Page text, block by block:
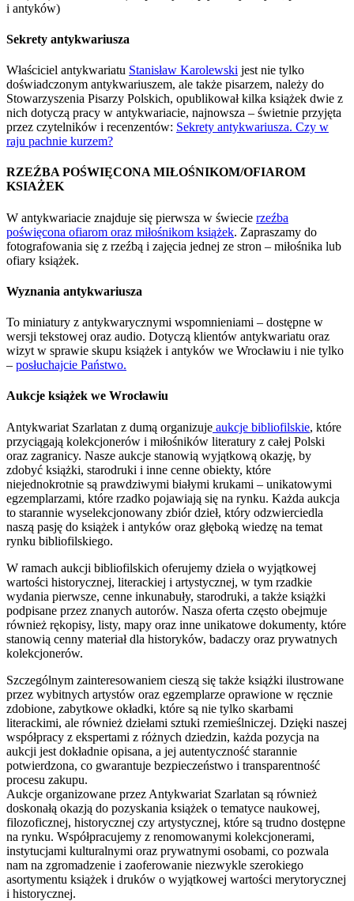
i antyków)
Sekrety antykwariusza
Właściciel antykwariatu Stanisław Karolewski jest nie tylko
doświadczonym antykwariuszem, ale także pisarzem, należy do
Stowarzyszenia Pisarzy Polskich, opublikował kilka książek dwie z
nich dotyczą pracy w antykwariacie, najnowsza – świetnie przyjęta
przez czytelników i recenzentów: Sekrety antykwariusza. Czy w
raju pachnie kurzem?
RZEŹBA POŚWIĘCONA MIŁOŚNIKOM/OFIAROM
KSIAŻEK
W antykwariacie znajduje się pierwsza w świecie rzeźba
poświęcona ofiarom oraz miłośnikom książek. Zapraszamy do
fotografowania się z rzeźbą i zajęcia jednej ze stron – miłośnika lub
ofiary książek.
Wyznania antykwariusza
To miniatury z antykwarycznymi wspomnieniami – dostępne w
wersji tekstowej oraz audio. Dotyczą klientów antykwariatu oraz
wizyt w sprawie skupu książek i antyków we Wrocławiu i nie tylko
– posłuchajcie Państwo.
Aukcje książek we Wrocławiu
Antykwariat Szarlatan z dumą organizuje aukcje bibliofilskie, które
przyciągają kolekcjonerów i miłośników literatury z całej Polski
oraz zagranicy. Nasze aukcje stanowią wyjątkową okazję, by
zdobyć książki, starodruki i inne cenne obiekty, które
niejednokrotnie są prawdziwymi białymi krukami – unikatowymi
egzemplarzami, które rzadko pojawiają się na rynku. Każda aukcja
to starannie wyselekcjonowany zbiór dzieł, który odzwierciedla
naszą pasję do książek i antyków oraz głęboką wiedzę na temat
rynku bibliofilskiego.
W ramach aukcji bibliofilskich oferujemy dzieła o wyjątkowej
wartości historycznej, literackiej i artystycznej, w tym rzadkie
wydania pierwsze, cenne inkunabuły, starodruki, a także książki
podpisane przez znanych autorów. Nasza oferta często obejmuje
również rękopisy, listy, mapy oraz inne unikatowe dokumenty, które
stanowią cenny materiał dla historyków, badaczy oraz prywatnych
kolekcjonerów.
Szczególnym zainteresowaniem cieszą się także książki ilustrowane
przez wybitnych artystów oraz egzemplarze oprawione w ręcznie
zdobione, zabytkowe okładki, które są nie tylko skarbami
literackimi, ale również dziełami sztuki rzemieślniczej. Dzięki naszej
współpracy z ekspertami z różnych dziedzin, każda pozycja na
aukcji jest dokładnie opisana, a jej autentyczność starannie
potwierdzona, co gwarantuje bezpieczeństwo i transparentność
procesu zakupu.
Aukcje organizowane przez Antykwariat Szarlatan są również
doskonałą okazją do pozyskania książek o tematyce naukowej,
filozoficznej, historycznej czy artystycznej, które są trudno dostępne
na rynku. Współpracujemy z renomowanymi kolekcjonerami,
instytucjami kulturalnymi oraz prywatnymi osobami, co pozwala
nam na zgromadzenie i zaoferowanie niezwykle szerokiego
asortymentu książek i druków o wyjątkowej wartości merytorycznej
i historycznej.